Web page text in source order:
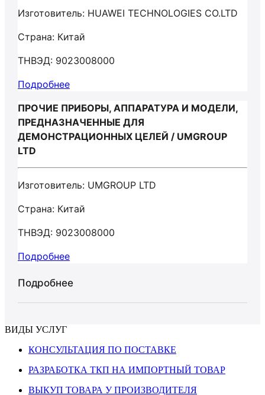
Изготовитель: HUAWEI TECHNOLOGIES CO.LTD
Страна: Китай
ТНВЭД: 9023008000
Подробнее
ПРОЧИЕ ПРИБОРЫ, АППАРАТУРА И МОДЕЛИ,
ПРЕДНАЗНАЧЕННЫЕ ДЛЯ
ДЕМОНСТРАЦИОННЫХ ЦЕЛЕЙ / UMGROUP
LTD
Изготовитель: UMGROUP LTD
Страна: Китай
ТНВЭД: 9023008000
Подробнее
Подробнее
ВИДЫ УСЛУГ
КОНСУЛЬТАЦИЯ ПО ПОСТАВКЕ
РАЗРАБОТКА ТКП НА ИМПОРТНЫЙ ТОВАР
ВЫКУП ТОВАРА У ПРОИЗВОДИТЕЛЯ